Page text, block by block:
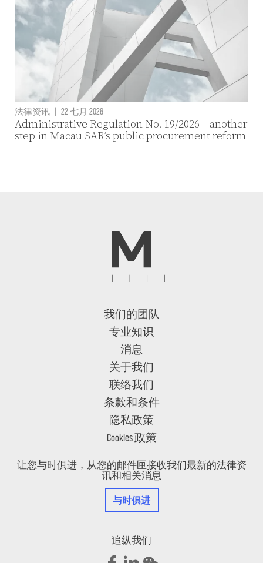
法律资讯 | 22 七月 2026
Administrative Regulation No. 19/2026 – another
step in Macau SAR’s public procurement reform
我们的团队
专业知识
消息
关于我们
联络我们
条款和条件
隐私政策
Cookies 政策
让您与时俱进，从您的邮件匣接收我们最新的法律资
讯和相关消息
与时俱进
追纵我们